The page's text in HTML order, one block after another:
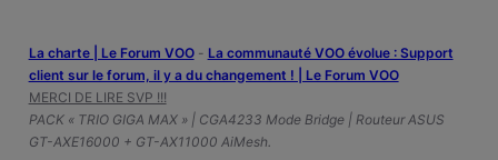
La charte | Le Forum VOO- ‎La communauté VOO évolue : Support
client sur le forum, il y a du changement ! | Le Forum VOO
MERCI DE LIRE SVP !!!
PACK « TRIO GIGA MAX » | CGA4233 Mode Bridge | Routeur ASUS
GT-AXE16000 + GT-AX11000 AiMesh.